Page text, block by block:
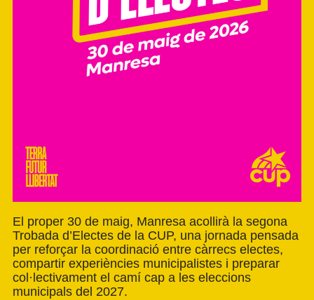
El proper 30 de maig, Manresa acollirà la segona
Trobada d’Electes de la CUP, una jornada pensada
per reforçar la coordinació entre càrrecs electes,
compartir experiències municipalistes i preparar
col·lectivament el camí cap a les eleccions
municipals del 2027.